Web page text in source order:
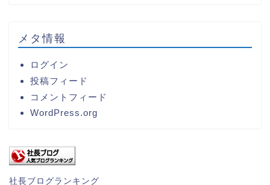
メタ情報
ログイン
投稿フィード
コメントフィード
WordPress.org
社長ブログランキング